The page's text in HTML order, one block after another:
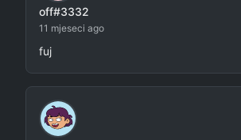
off#3332
11 mjeseci ago
fuj